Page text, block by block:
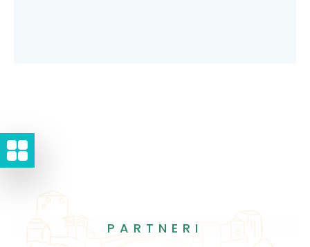
PARTNERI